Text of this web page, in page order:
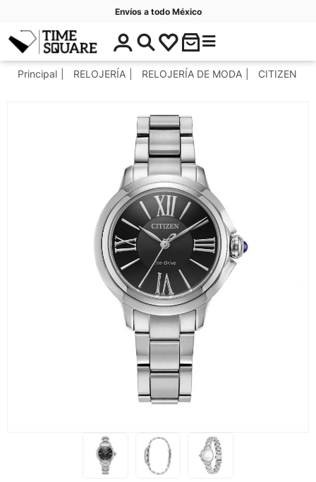
Envíos a todo México
Timesquare
$
0
.
C
t
s
Principal RELOJERÍA RELOJERÍA DE MODA CITIZEN